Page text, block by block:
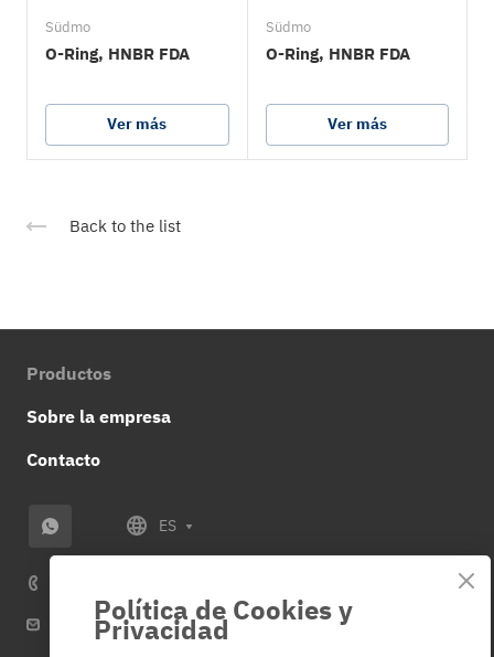
Südmo
O-Ring, HNBR FDA
Ver más
Südmo
O-Ring, HNBR FDA
Ver más
Back to the list
Productos
Sobre la empresa
Contacto
ES
info@veza-e.es
Política de Cookies y
Privacidad